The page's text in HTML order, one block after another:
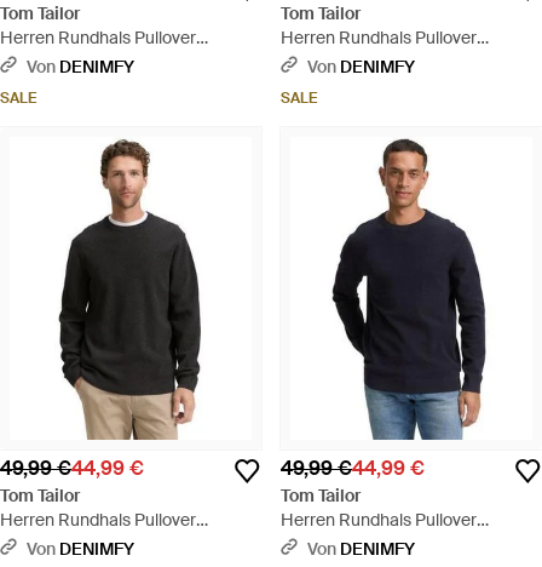
Tom Tailor
Herren Rundhals Pullover
Structured Knit - Blau
Von DENIMFY
SALE
Tom Tailor
Herren Rundhals Pullover
Structured Crewneck Knit - Grün
Von DENIMFY
SALE
49,99 €44,99 €
Tom Tailor
Herren Rundhals Pullover
Structured Crewneck Knit -
Von DENIMFY
49,99 €44,99 €
Tom Tailor
Herren Rundhals Pullover
Structured Crewneck Knit - Blau
Von DENIMFY